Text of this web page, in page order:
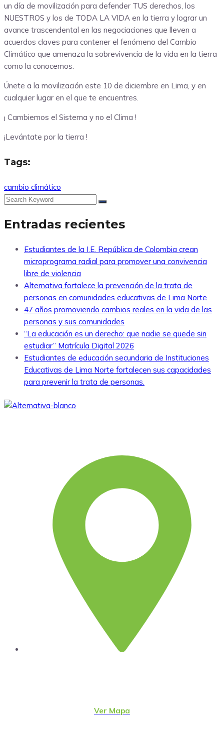
un día de movilización para defender TUS derechos, los
NUESTROS y los de TODA LA VIDA en la tierra y lograr un
avance trascendental en las negociaciones que lleven a
acuerdos claves para contener el fenómeno del Cambio
Climático que amenaza la sobrevivencia de la vida en la tierra
como la conocemos.
Únete a la movilización este 10 de diciembre en Lima, y en
cualquier lugar en el que te encuentres.
¡ Cambiemos el Sistema y no el Clima !
¡Levántate por la tierra !
Tags:
cambio climático
Entradas recientes
Estudiantes de la I.E. República de Colombia crean
microprograma radial para promover una convivencia
libre de violencia
Alternativa fortalece la prevención de la trata de
personas en comunidades educativas de Lima Norte
47 años promoviendo cambios reales en la vida de las
personas y sus comunidades
“La educación es un derecho: que nadie se quede sin
estudiar” Matrícula Digital 2026
Estudiantes de educación secundaria de Instituciones
Educativas de Lima Norte fortalecen sus capacidades
para prevenir la trata de personas.
Ver Mapa